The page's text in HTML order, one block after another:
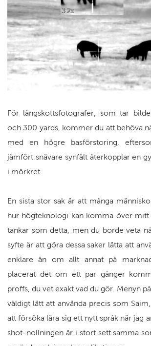
För långskottsfotografer, som tar
och 300 yards, kommer du att behöva
med en högre basförstoring,
jämfört snävare synfält återkopplar en
i mörkret.
En sista stor sak är att många
hur högteknologi kan komma över mitt
tankar som detta, men du borde veta
syfte är att göra dessa saker lätta att
enklare än om allt annat på
placerat det om ett par gånger
proffs, du vet exakt vad du gör. Menyn
väldigt lätt att använda precis som
att försöka lära sig ett nytt språk när jag
shot-nollningen är i stort sett samma